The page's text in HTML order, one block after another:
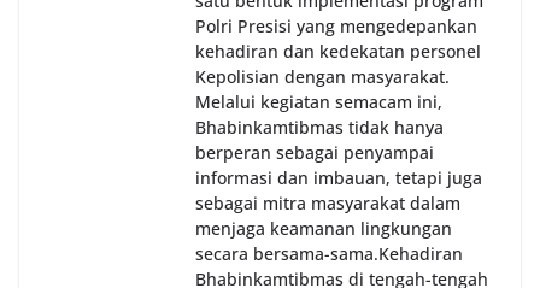
Polri Presisi yang mengedepankan
kehadiran dan kedekatan personel
Kepolisian dengan masyarakat.
Melalui kegiatan semacam ini,
Bhabinkamtibmas tidak hanya
berperan sebagai penyampai
informasi dan imbauan, tetapi juga
sebagai mitra masyarakat dalam
menjaga keamanan lingkungan
secara bersama-sama.‎‎Kehadiran
Bhabinkamtibmas di tengah-tengah